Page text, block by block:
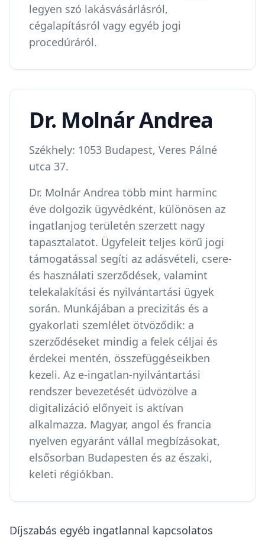
legyen szó lakásvásárlásról,
cégalapításról vagy egyéb jogi
procedúráról.
Dr. Molnár Andrea
Székhely: 1053 Budapest, Veres Pálné
utca 37.
Dr. Molnár Andrea több mint harminc
éve dolgozik ügyvédként, különösen az
ingatlanjog területén szerzett nagy
tapasztalatot. Ügyfeleit teljes körű jogi
támogatással segíti az adásvételi, csere-
és használati szerződések, valamint
telekalakítási és nyilvántartási ügyek
során. Munkájában a precizitás és a
gyakorlati szemlélet ötvöződik: a
szerződéseket mindig a felek céljai és
érdekei mentén, összefüggéseikben
kezeli. Az e-ingatlan-nyilvántartási
rendszer bevezetését üdvözölve a
digitalizáció előnyeit is aktívan
alkalmazza. Magyar, angol és francia
nyelven egyaránt vállal megbízásokat,
elsősorban Budapesten és az északi,
keleti régiókban.
Díjszabás egyéb ingatlannal kapcsolatos